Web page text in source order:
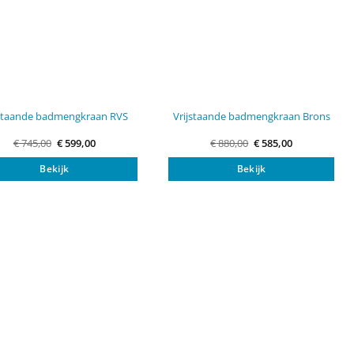
badmengkraan RVS
€745,00 Oorspronkelijke
prijs
was:
€ 745,00.
€599,00Huidige
prijs
is:
Bekijk
Vrijstaande badmengkraan Brons
€880,00 Oorspronkelijke
prijs
was:
€ 880,00.
€585,00Huidige
is:
Bekijk